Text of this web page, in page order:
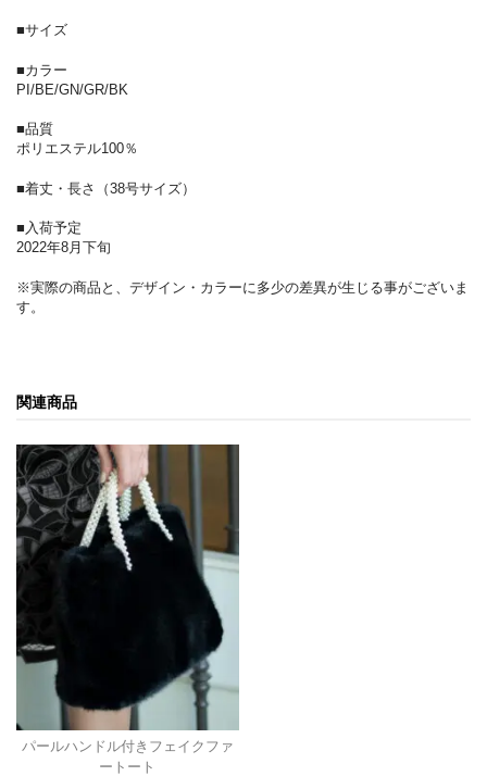
■サイズ
■カラー
PI/BE/GN/GR/BK
■品質
ポリエステル100％
■着丈・長さ（38号サイズ）
■入荷予定
2022年8月下旬
※実際の商品と、デザイン・カラーに多少の差異が生じる事がございま
す。
関連商品
パールハンドル付きフェイクファ
ートート